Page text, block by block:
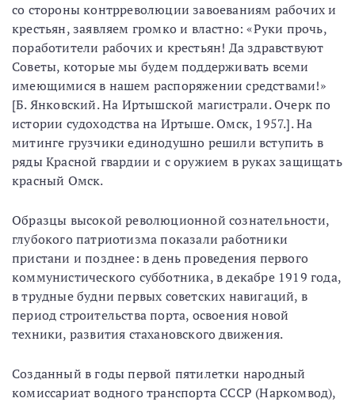
со стороны контрреволюции завоеваниям рабочих и
крестьян, заявляем громко и властно: «Руки прочь,
поработители рабочих и крестьян! Да здравствуют
Советы, которые мы будем поддерживать всеми
имеющимися в нашем распоряжении средствами!»
[Б. Янковский. На Иртышской магистрали. Очерк по
истории судоходства на Иртыше. Омск, 1957.]. На
митинге грузчики единодушно решили вступить в
ряды Красной гвардии и с оружием в руках защищать
красный Омск.
Образцы высокой революционной сознательности,
глубокого патриотизма показали работники
пристани и позднее: в день проведения первого
коммунистического субботника, в декабре 1919 года,
в трудные будни первых советских навигаций, в
период строительства порта, освоения новой
техники, развития стахановского движения.
Созданный в годы первой пятилетки народный
комиссариат водного транспорта СССР (Наркомвод),